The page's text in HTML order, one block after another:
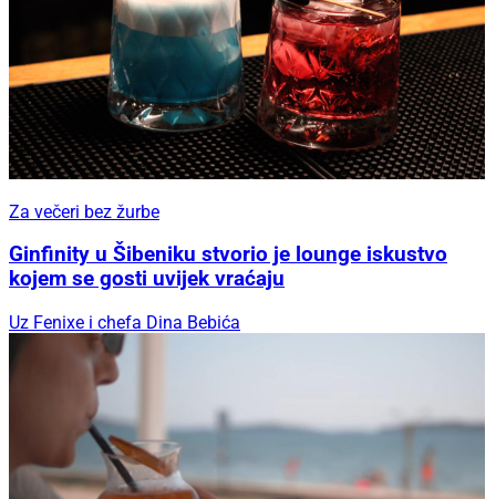
Za večeri bez žurbe
Ginfinity u Šibeniku stvorio je lounge iskustvo
kojem se gosti uvijek vraćaju
Uz Fenixe i chefa Dina Bebića